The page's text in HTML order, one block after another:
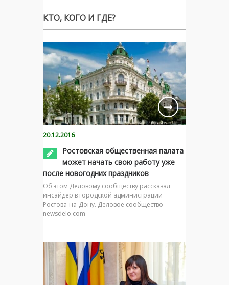
КТО, КОГО И ГДЕ?
20.12.2016
Ростовская общественная палата
может начать свою работу уже
после новогодних праздников
Об этом Деловому сообществу рассказал
инсайдер в городской администрации
Ростова-на-Дону. Деловое сообщество —
newsdelo.com